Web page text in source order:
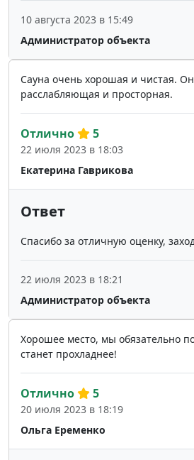
Администратор объекта
10 августа 2023 в 15:49
Сауна очень хорошая и чистая.
расслабляющая и просторная.
Екатерина Гаврикова
Отлично 5
22 июля 2023 в 18:03
Ответ
Спасибо за отличную оценку,
Администратор объекта
22 июля 2023 в 18:21
Хорошее место, мы обязательно
станет прохладнее!
Ольга Еременко
Отлично 5
20 июля 2023 в 18:19